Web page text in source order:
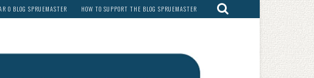
O BLOG SPRUEMASTER HOW TO SUPPORT THE BLOG SPRUEMASTER